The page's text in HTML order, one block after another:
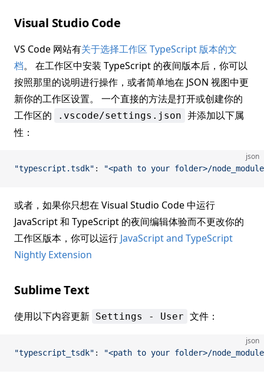
Visual Studio Code
VS Code 网站有关于选择工作区 TypeScript 版本的文
档。 在工作区中安装 TypeScript 的夜间版本后，你可以
按照那里的说明进行操作，或者简单地在 JSON 视图中更
新你的工作区设置。 一个直接的方法是打开或创建你的
工作区的
.vscode/settings.json 并添加以下属
性：
json
"typescript.tsdk" : "<path to your folder>/
或者，如果你只想在 Visual Studio Code 中运行
JavaScript 和 TypeScript 的夜间编辑体验而不更改你的
工作区版本，你可以运行 JavaScript and TypeScript
Nightly Extension
Sublime Text
使用以下内容更新 Settings - User 文件：
json
"typescript_tsdk" : "<path to your folder>/